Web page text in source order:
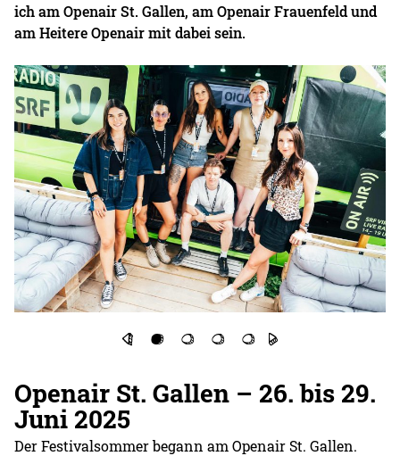
ich am Openair St. Gallen, am Openair Frauenfeld und
am Heitere Openair mit dabei sein.
Openair St. Gallen – 26. bis 29.
Juni 2025
Der Festivalsommer begann am Openair St. Gallen.